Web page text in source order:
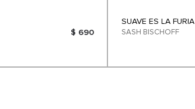
$ 690
SUAVE ES LA FURIA
SASH BISCHOFF